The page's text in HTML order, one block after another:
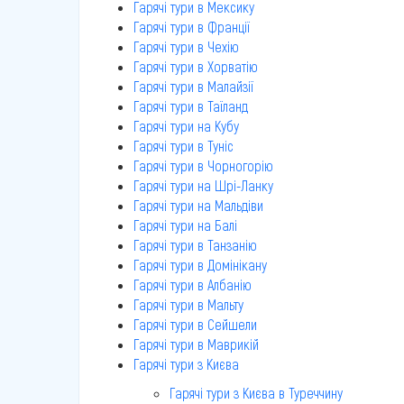
Гарячі тури в Мексику
Гарячі тури в Франції
Гарячі тури в Чехію
Гарячі тури в Хорватію
Гарячі тури в Малайзії
Гарячі тури в Таїланд
Гарячі тури на Кубу
Гарячі тури в Туніс
Гарячі тури в Чорногорію
Гарячі тури на Шрі-Ланку
Гарячі тури на Мальдіви
Гарячі тури на Балі
Гарячі тури в Танзанію
Гарячі тури в Домінікану
Гарячі тури в Албанію
Гарячі тури в Мальту
Гарячі тури в Сейшели
Гарячі тури в Маврикій
Гарячі тури з Києва
Гарячі тури з Києва в Туреччину